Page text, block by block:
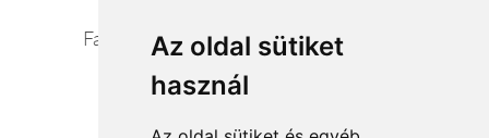
Az oldal sütiket
használ
Fantázia - vörös/pasztell szezoncsokor
24 400 Ft-tól